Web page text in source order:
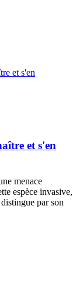
et s'en
menace
espèce invasive,
par son